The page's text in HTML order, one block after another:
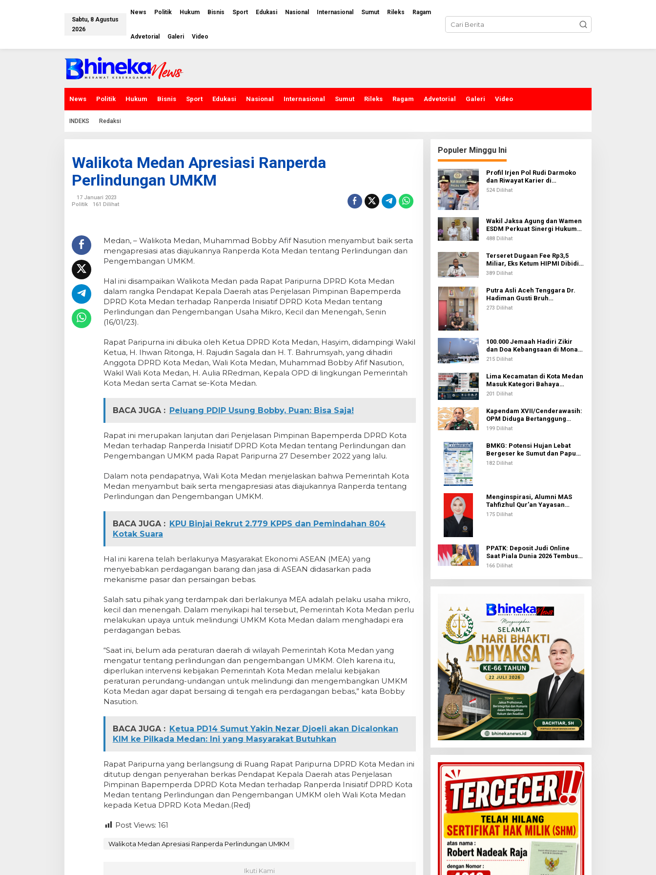
k
Sabtu, 8 Agustus
2026
News Politik Hukum Bisnis Sport Edukasi Nasional Internasional Sumut Rileks Ragam
Advetorial Galeri Video
News Politik Hukum Bisnis Sport Edukasi Nasional Internasional Sumut Rileks Ragam Advetorial Galeri Video
INDEKS Redaksi
Walikota Medan Apresiasi Ranperda
Perlindungan UMKM
17 Januari 2023
Politik
161 Dilihat
Medan, – Walikota Medan, Muhammad Bobby Afif Nasution menyambut baik serta
mengapresiasi atas diajukannya Ranperda Kota Medan tentang Perlindungan dan
Pengembangan UMKM.
Hal ini disampaikan Walikota Medan pada Rapat Paripurna DPRD Kota Medan
dalam rangka Pendapat Kepala Daerah atas Penjelasan Pimpinan Bapemperda
DPRD Kota Medan terhadap Ranperda Inisiatif DPRD Kota Medan tentang
Perlindungan dan Pengembangan Usaha Mikro, Kecil dan Menengah, Senin
(16/01/23).
Rapat Paripurna ini dibuka oleh Ketua DPRD Kota Medan, Hasyim, didampingi Wakil
Ketua, H. Ihwan Ritonga, H. Rajudin Sagala dan H. T. Bahrumsyah, yang dihadiri
Anggota DPRD Kota Medan, Wali Kota Medan, Muhammad Bobby Afif Nasution,
Wakil Wali Kota Medan, H. Aulia RRedman, Kepala OPD di lingkungan Pemerintah
Kota Medan serta Camat se-Kota Medan.
BACA JUGA : Peluang PDIP Usung Bobby, Puan: Bisa Saja!
Rapat ini merupakan lanjutan dari Penjelasan Pimpinan Bapemperda DPRD Kota
Medan terhadap Ranperda Inisiatif DPRD Kota Medan tentang Perlindungan dan
Pengembangan UMKM pada Rapat Paripurna 27 Desember 2022 yang lalu.
Dalam nota pendapatnya, Wali Kota Medan menjelaskan bahwa Pemerintah Kota
Medan menyambut baik serta mengapresiasi atas diajukannya Ranperda tentang
Perlindungan dan Pengembangan UMKM.
BACA JUGA : KPU Binjai Rekrut 2.779 KPPS dan Pemindahan 804
Kotak Suara
Hal ini karena telah berlakunya Masyarakat Ekonomi ASEAN (MEA) yang
menyebabkan perdagangan barang dan jasa di ASEAN didasarkan pada
mekanisme pasar dan persaingan bebas.
Salah satu pihak yang terdampak dari berlakunya MEA adalah pelaku usaha mikro,
kecil dan menengah. Dalam menyikapi hal tersebut, Pemerintah Kota Medan perlu
melakukan upaya untuk melindungi UMKM Kota Medan dalam menghadapi era
perdagangan bebas.
“Saat ini, belum ada peraturan daerah di wilayah Pemerintah Kota Medan yang
mengatur tentang perlindungan dan pengembangan UMKM. Oleh karena itu,
diperlukan intervensi kebijakan Pemerintah Kota Medan melalui kebijakan
peraturan perundang-undangan untuk melindungi dan mengembangkan UMKM
Kota Medan agar dapat bersaing di tengah era perdagangan bebas,” kata Bobby
Nasution.
BACA JUGA : Ketua PD14 Sumut Yakin Nezar Djoeli akan Dicalonkan
KIM ke Pilkada Medan: Ini yang Masyarakat Butuhkan
Rapat Paripurna yang berlangsung di Ruang Rapat Paripurna DPRD Kota Medan ini
ditutup dengan penyerahan berkas Pendapat Kepala Daerah atas Penjelasan
Pimpinan Bapemperda DPRD Kota Medan terhadap Ranperda Inisiatif DPRD Kota
Medan tentang Perlindungan dan Pengembangan UMKM oleh Wali Kota Medan
kepada Ketua DPRD Kota Medan.(Red)
Post Views: 161
Walikota Medan Apresiasi Ranperda Perlindungan UMKM
Ikuti Kami
Populer Minggu Ini
Profil Irjen Pol Rudi Darmoko
dan Riwayat Karier di
Kepolisian
524 Dilihat
Wakil Jaksa Agung dan Wamen
ESDM Perkuat Sinergi Hukum
untuk Kawal Sektor Energi
488 Dilihat
Terseret Dugaan Fee Rp3,5
Miliar, Eks Ketum HIPMI Dibidik
KPK
389 Dilihat
Putra Asli Aceh Tenggara Dr.
Hadiman Gusti Bruh
Diamanahkan sebagai Kajari
273 Dilihat
100.000 Jemaah Hadiri Zikir
dan Doa Kebangsaan di Monas,
Wujud Syukur atas
215 Dilihat
Lima Kecamatan di Kota Medan
Masuk Kategori Bahaya
Narkoba, Medan Johor
201 Dilihat
Kapendam XVII/Cenderawasih:
OPM Diduga Bertanggung
Jawab atas Penembakan Lima
199 Dilihat
BMKG: Potensi Hujan Lebat
Bergeser ke Sumut dan Papua
Pegunungan pada 5 Agustus
182 Dilihat
Menginspirasi, Alumni MAS
Tahfizhul Qur’an Yayasan
Islamic Centre Sumut Raih
175 Dilihat
PPATK: Deposit Judi Online
Saat Piala Dunia 2026 Tembus
Rp1,02 Triliun, QRIS Jadi Kanal
166 Dilihat